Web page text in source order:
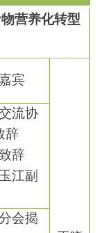
营养化转型
宾
流协
辞
辞
江副
会揭